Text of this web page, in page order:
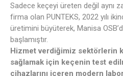
Sadece keçeyi üreten değil aynı
firma olan PUNTEKS, 2022 yılı
üretimini büyüterek, Manisa
başlamıştır.
Hizmet verdiğimiz sektörlerin
sağlamak için keçenin test
cihazlarını içeren modern